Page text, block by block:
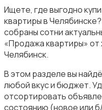
Ищете, где выгодно
квартиры в
собраны сотни
«Продажа квартиры» от
Челябинск.
В этом разделе вы
любой вкус и бюджет.
отсортировать
состоянию (новое или